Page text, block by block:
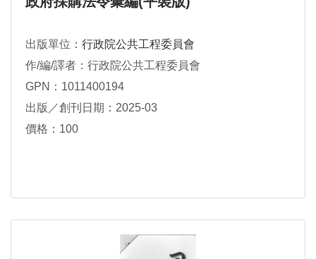
出版單位： 行政院公共工程委員會
作/編/譯者：行政院公共工程委員會
GPN：1011400194
出版／創刊日期：2025-03
價格：100